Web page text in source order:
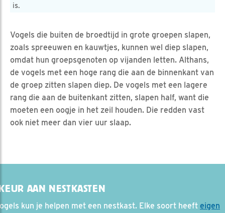
is.
Vogels die buiten de broedtijd in grote groepen slapen,
zoals spreeuwen en kauwtjes, kunnen wel diep slapen,
omdat hun groepsgenoten op vijanden letten. Althans,
de vogels met een hoge rang die aan de binnenkant van
de groep zitten slapen diep. De vogels met een lagere
rang die aan de buitenkant zitten, slapen half, want die
moeten een oogje in het zeil houden. Die redden vast
ook niet meer dan vier uur slaap.
AAN NESTKASTEN
kun je helpen met een nestkast. Elke soort heeft eigen